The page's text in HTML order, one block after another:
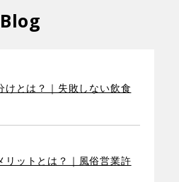
Blog
けとは？｜失敗しない飲食
リットとは？｜風俗営業許